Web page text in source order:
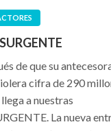
de que su
cifra de 290
a nuestras
La nueva